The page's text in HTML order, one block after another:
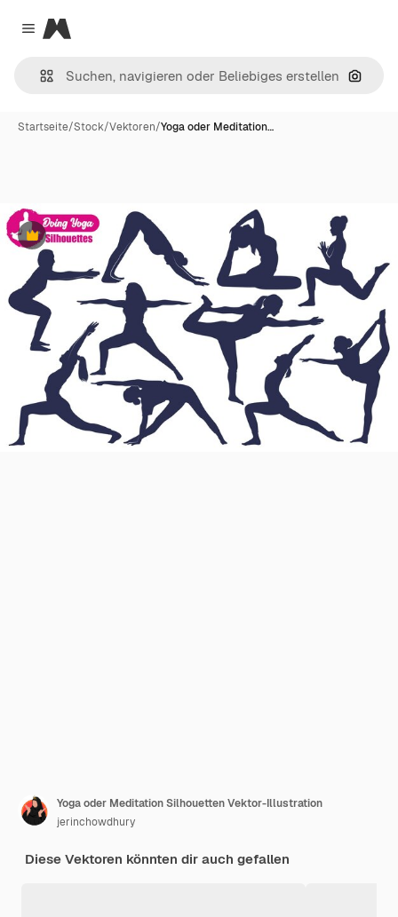
Close menu
Magnific
Nach
Startseite/Stock/Vektoren/Yoga oder Meditation…
Premium
Yoga oder Meditation Silhouetten Vektor-Illustration
jerinchowdhury
Diese Vektoren könnten dir auch gefallen